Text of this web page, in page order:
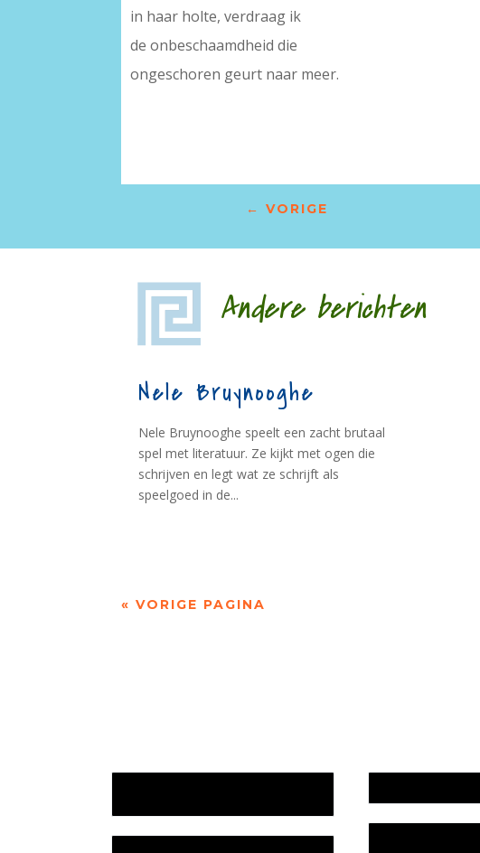
in haar holte, verdraag ik
de onbeschaamdheid die
ongeschoren geurt naar meer.
← VORIGE
Andere berichten
Nele Bruynooghe
Nele Bruynooghe speelt een zacht brutaal
spel met literatuur. Ze kijkt met ogen die
schrijven en legt wat ze schrijft als
speelgoed in de...
« VORIGE PAGINA